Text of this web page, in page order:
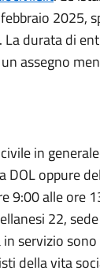
2025,
La durata di
assegno
in
oppure
9:00 alle ore
22,
servizio
della vita